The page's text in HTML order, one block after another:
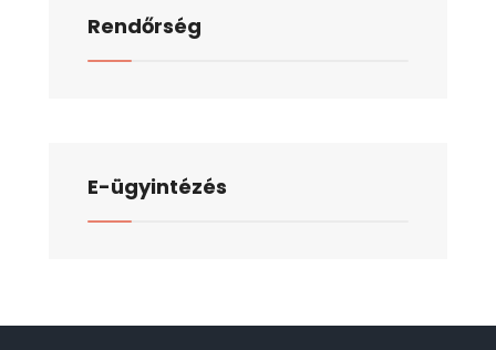
Rendőrség
E-ügyintézés